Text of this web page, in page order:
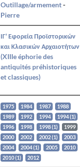
Outillage/armement-
Pierre
ΙΓ' Εφορεία Προϊστορικών
και Κλασικών Αρχαιοτήτων
(XIIIe éphorie des
antiquités préhistoriques
et classiques)
1975 1984 1987
1988
1989
1992 1994
1994 (1)
1996
1998 1998 (1)
1999
2000
2002 2002 (1)
2003
2004
2004 (1) 2005
2010
2010 (1)
2012